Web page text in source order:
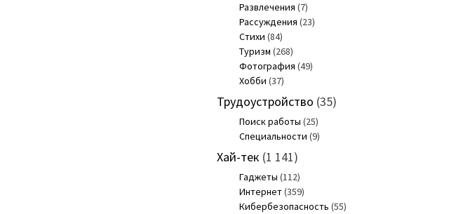
Развлечения (7)
Рассуждения (23)
Стихи (84)
Туризм (268)
Фотография (49)
Хобби (37)
Трудоустройство (35)
Поиск работы (25)
Специальности (9)
Хай-тек (1 141)
Гаджеты (112)
Интернет(359)
Кибербезопасность (55)